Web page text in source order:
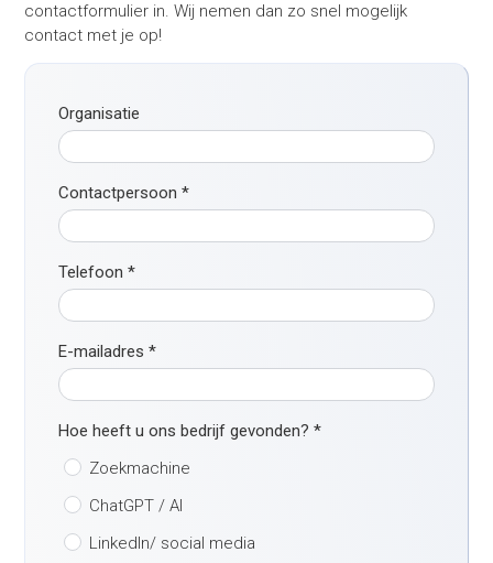
contactformulier in. Wij nemen dan zo snel mogelijk
contact met je op!
Organisatie
Contactpersoon*
Telefoon*
E-mailadres*
Hoe heeft u ons bedrijf gevonden?*
Zoekmachine
ChatGPT / AI
LinkedIn/ social media